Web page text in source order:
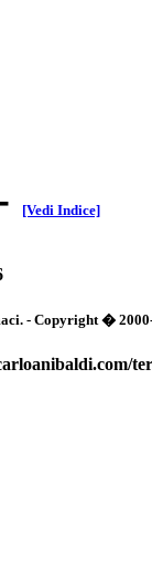
[Vedi Indice]
- Copyright �